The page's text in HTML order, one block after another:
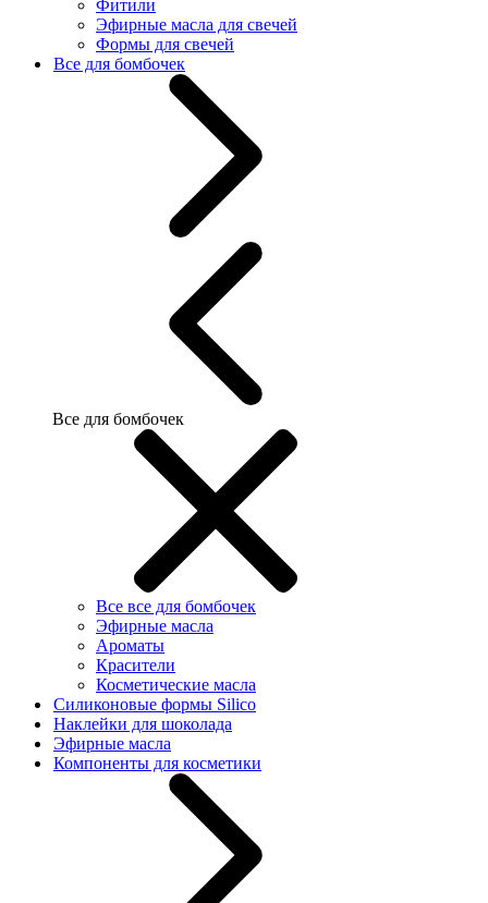
Фитили
Эфирные масла для свечей
Формы для свечей
Все для бомбочек
Все для бомбочек
Все все для бомбочек
Эфирные масла
Ароматы
Красители
Косметические масла
Силиконовые формы Silico
Наклейки для шоколада
Эфирные масла
Компоненты для косметики